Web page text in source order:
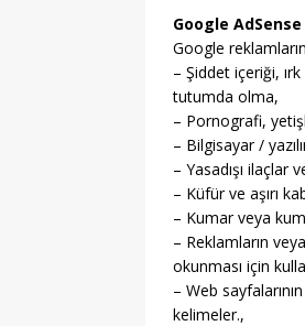
Google
Google
– Şiddet içeriği,
tutumda olma,
– Pornografi,
– Bilgisayar /
– Yasadışı ilaçlar
– Küfür ve aşırı
– Kumar veya
– Reklamların
okunması için
– Web
kelimeler.,